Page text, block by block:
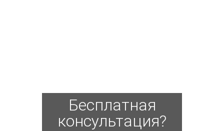
Бесплатная
консультация?